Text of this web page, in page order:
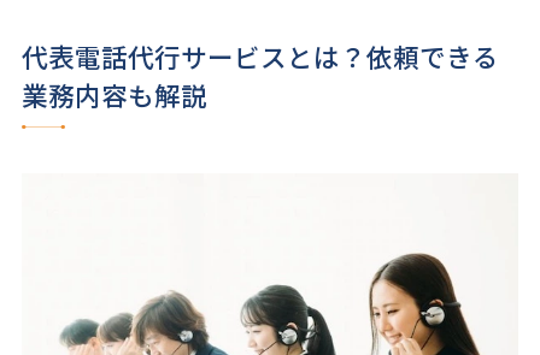
代表電話代行サービスとは？依頼できる
業務内容も解説